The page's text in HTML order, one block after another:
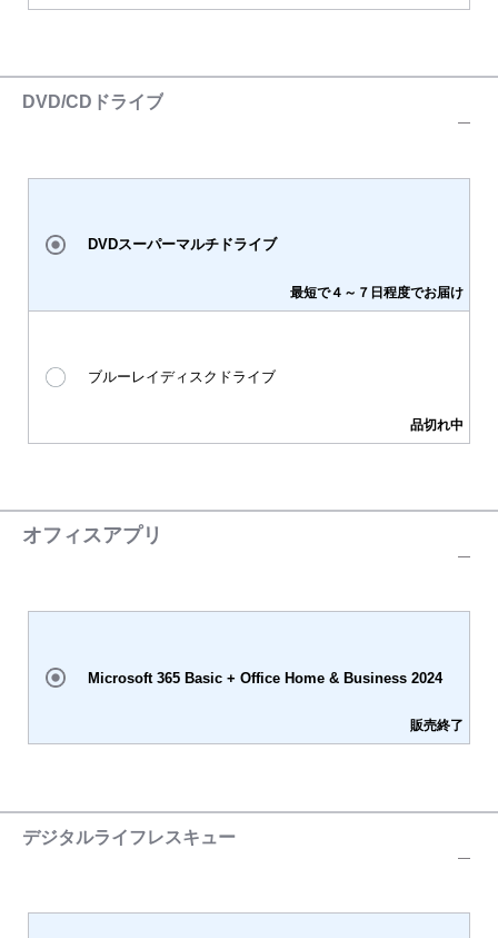
DVD/CDドライブ
最短で４～７日程度でお届け
DVDスーパーマルチドライブ
品切れ中
ブルーレイディスクドライブ
オフィスアプリ
販売終了
Microsoft 365 Basic + Office Home & Business 2024
デジタルライフレスキュー